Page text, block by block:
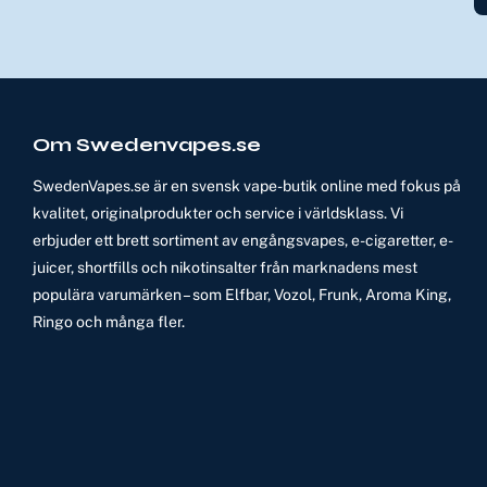
Om Swedenvapes.se
SwedenVapes.se är en svensk vape-butik online med fokus på
kvalitet, originalprodukter och service i världsklass. Vi
erbjuder ett brett sortiment av engångsvapes, e-cigaretter, e-
juicer, shortfills och nikotinsalter från marknadens mest
populära varumärken – som Elfbar, Vozol, Frunk, Aroma King,
Ringo och många fler.